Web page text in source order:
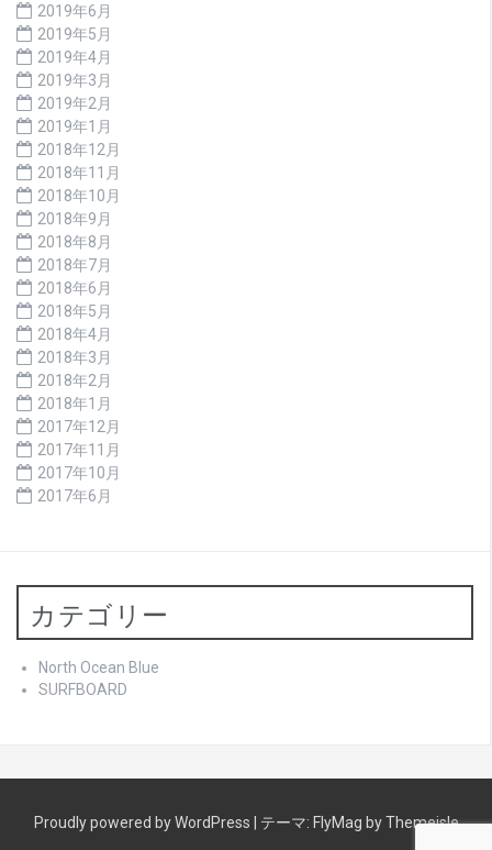
2019年6月
2019年5月
2019年4月
2019年3月
2019年2月
2019年1月
2018年12月
2018年11月
2018年10月
2018年9月
2018年8月
2018年7月
2018年6月
2018年5月
2018年4月
2018年3月
2018年2月
2018年1月
2017年12月
2017年11月
2017年10月
2017年6月
カテゴリー
North Ocean Blue
SURFBOARD
Proudly powered by WordPress テーマ: FlyMag by Themeisle